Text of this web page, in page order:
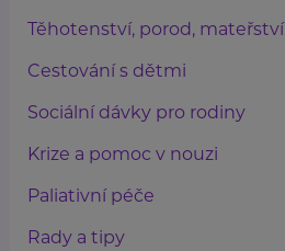
Těhotenství, porod, mateřství
Cestování s dětmi
Sociální dávky pro rodiny
Krize a pomoc v nouzi
Paliativní péče
Rady a tipy